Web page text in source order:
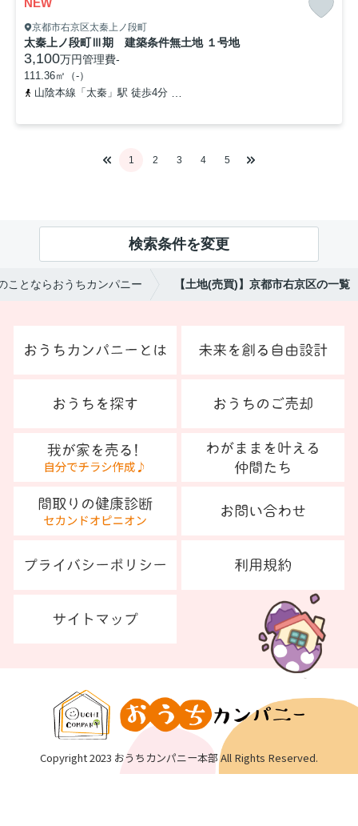
京都市右京区太秦上ノ段町
太秦上ノ段町Ⅲ期 建築条件無土地 １号地
3,100万円管理費-
111.36㎡（-）
山陰本線「太秦」駅 徒歩4分
1 2 3 4 5
検索条件を変更
ことならおうちカンパニー 【土地(売買)】京都市右京区の一覧
Copyright 2023 おうちカンパニー本部 All Rights Reserved.